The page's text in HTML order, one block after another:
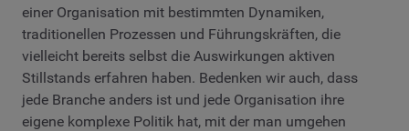
einer Organisation mit bestimmten Dynamiken,
traditionellen Prozessen und Führungskräften, die
vielleicht bereits selbst die Auswirkungen aktiven
Stillstands erfahren haben. Bedenken wir auch, dass
jede Branche anders ist und jede Organisation ihre
eigene komplexe Politik hat, mit der man umgehen